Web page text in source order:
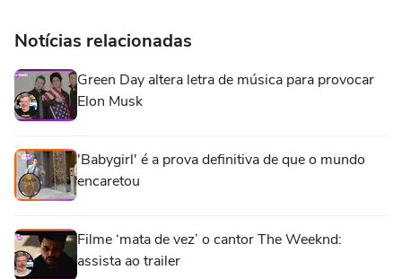
Notícias relacionadas
Green Day altera letra de música para provocar
Elon Musk
'Babygirl' é a prova definitiva de que o mundo
encaretou
Filme ‘mata de vez’ o cantor The Weeknd:
assista ao trailer